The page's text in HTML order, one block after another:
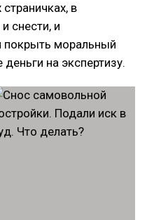
в
снести, и
покрыть моральный
на экспертизу.